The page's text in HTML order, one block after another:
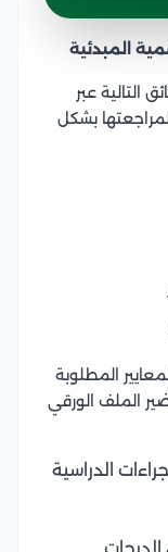
المبدئية
التالية عبر
بشكل
المطلوبة
الملف الورقي
الدراسية